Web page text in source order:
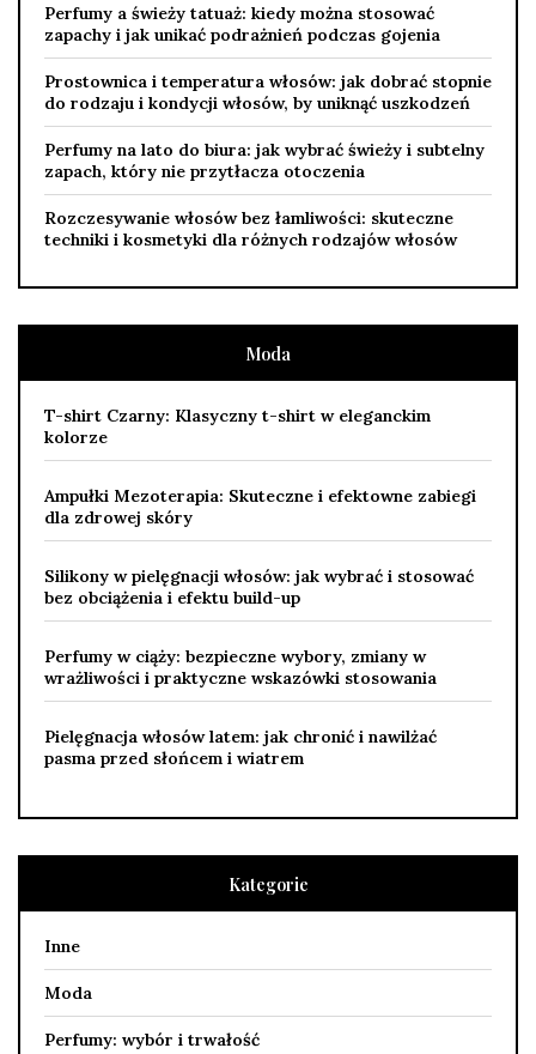
Perfumy a świeży tatuaż: kiedy można stosować
zapachy i jak unikać podrażnień podczas gojenia
Prostownica i temperatura włosów: jak dobrać stopnie
do rodzaju i kondycji włosów, by uniknąć uszkodzeń
Perfumy na lato do biura: jak wybrać świeży i subtelny
zapach, który nie przytłacza otoczenia
Rozczesywanie włosów bez łamliwości: skuteczne
techniki i kosmetyki dla różnych rodzajów włosów
Moda
T-shirt Czarny: Klasyczny t-shirt w eleganckim
kolorze
Ampułki Mezoterapia: Skuteczne i efektowne zabiegi
dla zdrowej skóry
Silikony w pielęgnacji włosów: jak wybrać i stosować
bez obciążenia i efektu build-up
Perfumy w ciąży: bezpieczne wybory, zmiany w
wrażliwości i praktyczne wskazówki stosowania
Pielęgnacja włosów latem: jak chronić i nawilżać
pasma przed słońcem i wiatrem
Kategorie
Inne
Moda
Perfumy: wybór i trwałość